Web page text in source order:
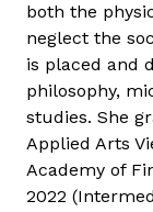
both the
neglect the
is placed and
philosophy,
studies. She
Applied Arts
Academy of
2022